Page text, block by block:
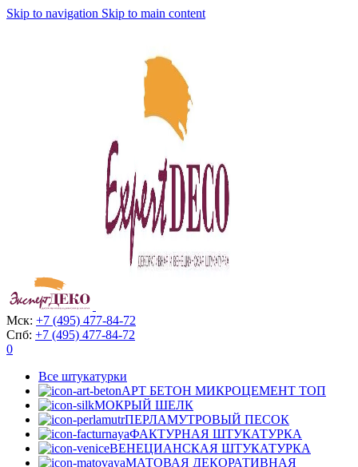
Skip to navigation Skip to main content
Мск: +7 (495) 477-84-72
Спб: +7 (495) 477-84-72
0
Все штукатурки
АРТ БЕТОН МИКРОЦЕМЕНТ ТОП
МОКРЫЙ ШЕЛК
ПЕРЛАМУТРОВЫЙ ПЕСОК
ФАКТУРНАЯ ШТУКАТУРКА
ВЕНЕЦИАНСКАЯ ШТУКАТУРКА
МАТОВАЯ ДЕКОРАТИВНАЯ